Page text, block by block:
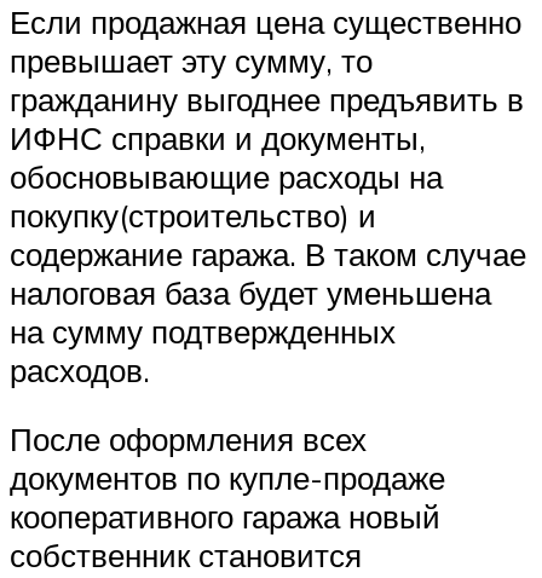
Если продажная цена существенно
превышает эту сумму, то
гражданину выгоднее предъявить в
ИФНС справки и документы,
обосновывающие расходы на
покупку(строительство) и
содержание гаража. В таком случае
налоговая база будет уменьшена
на сумму подтвержденных
расходов.
После оформления всех
документов по купле-продаже
кооперативного гаража новый
собственник становится